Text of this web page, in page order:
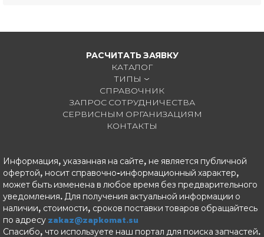
РАСЧИТАТЬ ЗАЯВКУ
КАТАЛОГ
ТИПЫ
СПРАВОЧНИК
ЗАПРОС СОТРУДНИЧЕСТВА
СЕРВИСНЫМ ОРГАНИЗАЦИЯМ
КОНТАКТЫ
Информация, указанная на сайте, не является публичной
офертой, носит справочно-информационный характер,
может быть изменена в любое время без предварительного
уведомления. Для получения актуальной информации о
наличии, стоимости, сроков поставки товаров обращайтесь
по адресу zakaz@zapkomat.su
Спасибо, что используете наш портал для поиска запчастей.